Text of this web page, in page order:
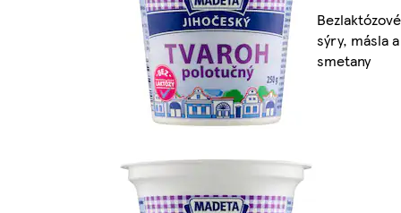
Bezlaktózové
sýry, másla a
smetany